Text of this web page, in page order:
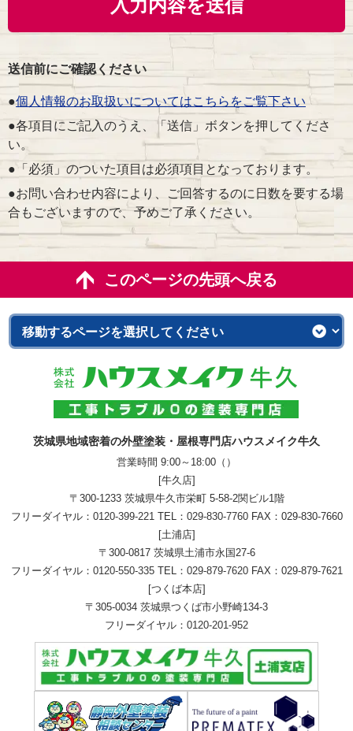
送信前にご確認ください
●個人情報のお取扱いについてはこちらをご覧下さい
●各項目にご記入のうえ、「送信」ボタンを押してくださ
い。
●「必須」のついた項目は必須項目となっております。
●お問い合わせ内容により、ご回答するのに日数を要する場
合もございますので、予めご了承ください。
このページの先頭へ戻る
茨城県地域密着の外壁塗装・屋根専門店ハウスメイク牛久
営業時間 9:00～18:00（）
[牛久店]
〒300-1233 茨城県牛久市栄町 5-58-2関ビル1階
フリーダイヤル： 0120-399-221 TEL： 029-830-7760FAX：029-830-7660
[土浦店]
〒300-0817 茨城県土浦市永国27-6
フリーダイヤル： 0120-550-335TEL： 029-879-7620FAX：029-879-7621
[つくば本店]
〒305-0034 茨城県つくば市小野崎134-3
フリーダイヤル： 0120-201-952